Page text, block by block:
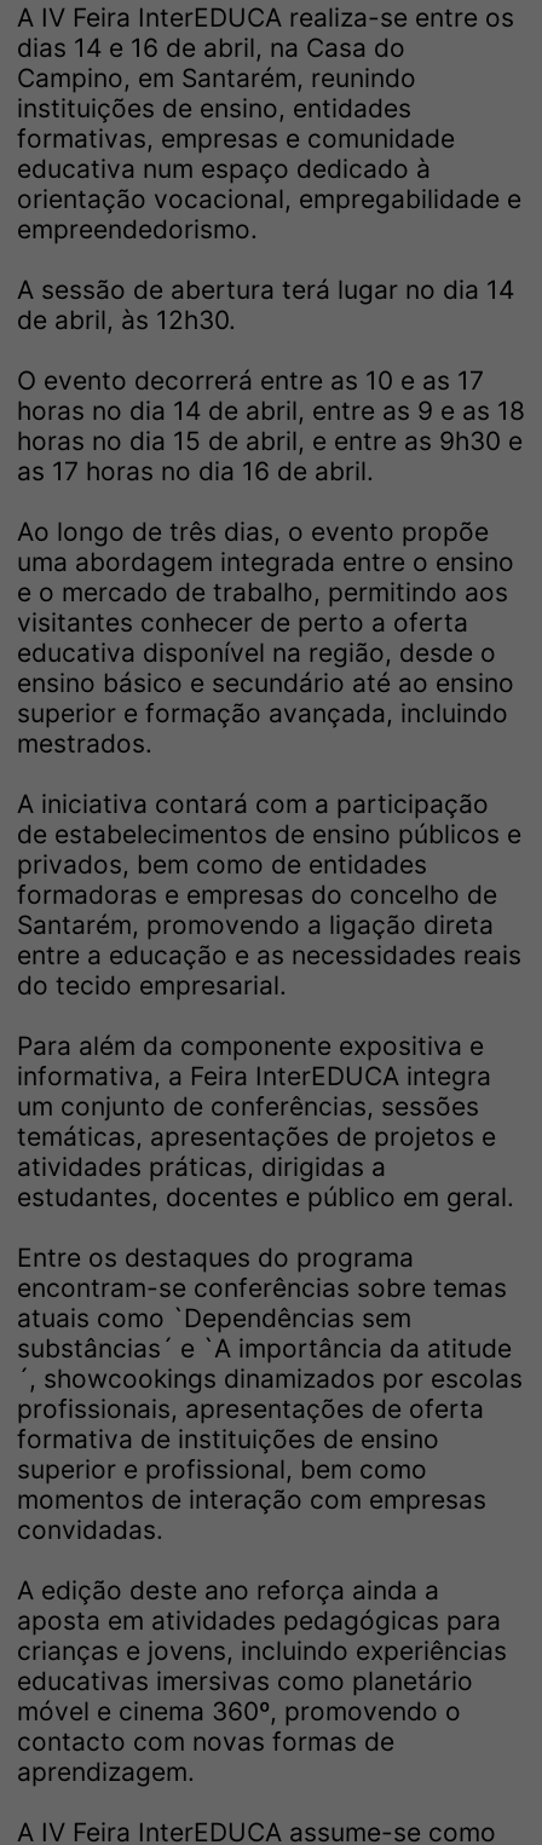
A IV Feira InterEDUCA realiza-se entre os
dias 14 e 16 de abril, na Casa do
Campino, em Santarém, reunindo
instituições de ensino, entidades
formativas, empresas e comunidade
educativa num espaço dedicado à
orientação vocacional, empregabilidade e
empreendedorismo.
A sessão de abertura terá lugar no dia 14
de abril, às 12h30.
O evento decorrerá entre as 10 e as 17
horas no dia 14 de abril, entre as 9 e as 18
horas no dia 15 de abril, e entre as 9h30 e
as 17 horas no dia 16 de abril.
Ao longo de três dias, o evento propõe
uma abordagem integrada entre o ensino
e o mercado de trabalho, permitindo aos
visitantes conhecer de perto a oferta
educativa disponível na região, desde o
ensino básico e secundário até ao ensino
superior e formação avançada, incluindo
mestrados.
A iniciativa contará com a participação
de estabelecimentos de ensino públicos e
privados, bem como de entidades
formadoras e empresas do concelho de
Santarém, promovendo a ligação direta
entre a educação e as necessidades reais
do tecido empresarial.
Para além da componente expositiva e
informativa, a Feira InterEDUCA integra
um conjunto de conferências, sessões
temáticas, apresentações de projetos e
atividades práticas, dirigidas a
estudantes, docentes e público em geral.
Entre os destaques do programa
encontram-se conferências sobre temas
atuais como `Dependências sem
substâncias´ e `A importância da atitude
´, showcookings dinamizados por escolas
profissionais, apresentações de oferta
formativa de instituições de ensino
superior e profissional, bem como
momentos de interação com empresas
convidadas.
A edição deste ano reforça ainda a
aposta em atividades pedagógicas para
crianças e jovens, incluindo experiências
educativas imersivas como planetário
móvel e cinema 360º, promovendo o
contacto com novas formas de
aprendizagem.
A IV Feira InterEDUCA assume-se como